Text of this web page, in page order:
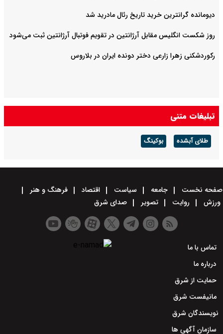
دیومانده گرانترین خرید تاریخ رئال مادرید شد
روز شکست انگلیس مقابل آرژانتین در تقویم فوتبال آرژانتین ثبت می‌شود
رکوردشکنی زهرا زارعی دختر دونده ایران در بلاروس
تبلیغات متنی
طلای آبشده بوکینگ
صفحه نخست جامعه سیاست اقتصاد
فرهنگ و هنر
ورزش
روایت تصویر صدای شرق
تماس با ما
درباره ما
حمایت از شرق
مانیفست شرق
نویسندگان شرق
سازمان آگهی ها